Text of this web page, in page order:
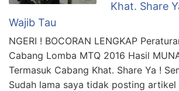
Khat. Share
Wajib Tau
NGERI ! BOCORAN LENGKAP
Cabang Lomba MTQ 2016 Hasil
Termasuk Cabang Khat. Share Ya !
Sudah lama saya tidak posting